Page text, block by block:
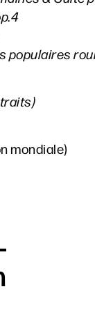
populaires
mondiale)